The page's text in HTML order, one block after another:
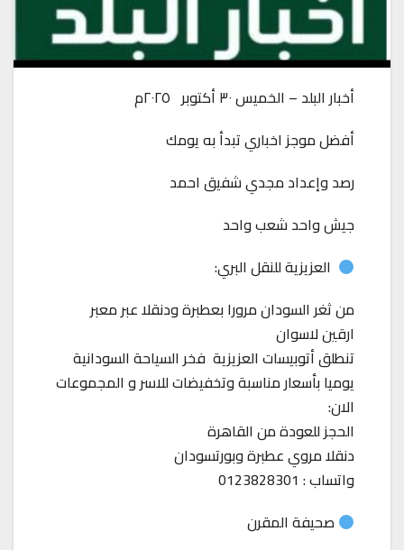
أخبار البلد – الخميس ٣٠ أكتوبر ٢٠٢٥م
أفضل موجز اخباري تبدأ به يومك
رصد وإعداد مجدي شفيق احمد
جيش واحد شعب واحد
العزيزية للنقل البري:
من ثغر السودان مرورا بعطبرة ودنقلا عبر معبر
ارقين لاسوان
تنطلق أتوبيسات العزيزية فخر السياحة السودانية
يوميا بأسعار مناسبة وتخفيضات للاسر و المجموعات
الان:
الحجز للعودة من القاهرة
دنقلا مروي عطبرة وبورتسودان
واتساب : 0123828301
صحيفة المقرن